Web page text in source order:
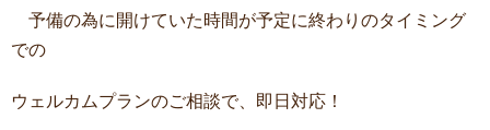
予備の為に開けていた時間が予定に終わりのタイミング
での
ウェルカムプランのご相談で、即日対応！